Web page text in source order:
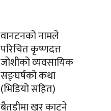
वानटनको नामले
परिचित कृष्णदत्त
जोशीको व्यवसायिक
सङ्घर्षको कथा
(भिडियो सहित)
बैतडीमा खर काट्ने